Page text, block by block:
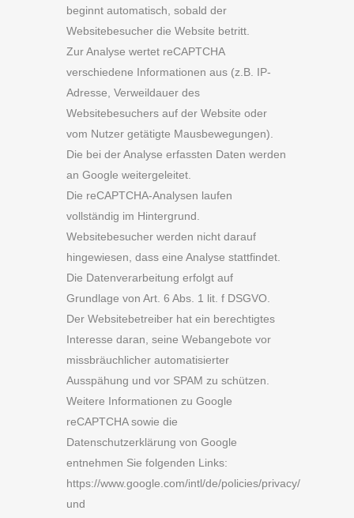
beginnt automatisch, sobald der
Websitebesucher die Website betritt.
Zur Analyse wertet reCAPTCHA
verschiedene Informationen aus (z.B. IP-
Adresse, Verweildauer des
Websitebesuchers auf der Website oder
vom Nutzer getätigte Mausbewegungen).
Die bei der Analyse erfassten Daten werden
an Google weitergeleitet.
Die reCAPTCHA-Analysen laufen
vollständig im Hintergrund.
Websitebesucher werden nicht darauf
hingewiesen, dass eine Analyse stattfindet.
Die Datenverarbeitung erfolgt auf
Grundlage von Art. 6 Abs. 1 lit. f DSGVO.
Der Websitebetreiber hat ein berechtigtes
Interesse daran, seine Webangebote vor
missbräuchlicher automatisierter
Ausspähung und vor SPAM zu schützen.
Weitere Informationen zu Google
reCAPTCHA sowie die
Datenschutzerklärung von Google
entnehmen Sie folgenden Links:
https://www.google.com/intl/de/policies/privacy/
und